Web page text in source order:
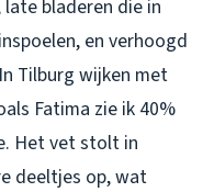
bladeren die in
en verhoogd
Tilburg wijken met
Fatima zie ik 40%
Het vet stolt in
deeltjes op, wat